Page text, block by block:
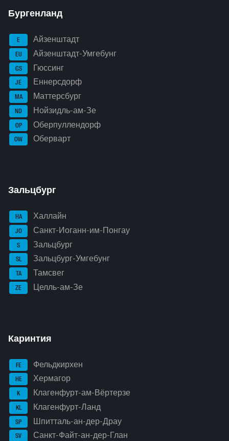
Бургенланд
E Айзенштадт
EU Айзенштадт-Умгебунг
GS Гюссинг
JE Еннерсдорф
MA Маттерсбург
ND Нойзидль-ам-Зе
OP Оберпуллендорф
OW Оберварт
Зальцбург
HA Халлайн
JO Санкт-Иоганн-им-Понгау
S Зальцбург
SL Зальцбург-Умгебунг
TA Тамсвег
ZE Целль-ам-Зе
Каринтия
FE Фельдкирхен
HE Хермагор
K Клагенфурт-ам-Вёртерзе
KL Клагенфурт-Ланд
SP Шпитталь-ан-дер-Драу
SV Санкт-Файт-ан-дер-Глан